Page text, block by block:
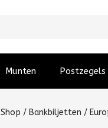
Munten Postzegels
Shop / Bankbiljetten /